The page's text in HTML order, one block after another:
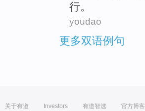
行。
youdao
更多双语例句
关于有道 Investors 有道智选 官方博客